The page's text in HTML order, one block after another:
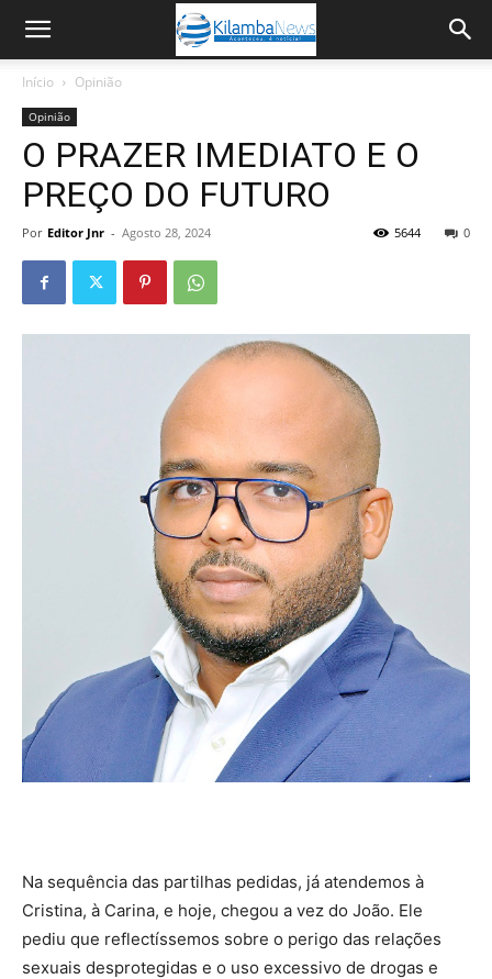
Início Opinião
Opinião
O PRAZER IMEDIATO E O
PREÇO DO FUTURO
Por Editor Jnr - Agosto 28, 2024 0
5644
Na sequência das partilhas pedidas, já atendemos à
Cristina, à Carina, e hoje, chegou a vez do João. Ele
pediu que reflectíssemos sobre o perigo das relações
sexuais desprotegidas e o uso excessivo de drogas e